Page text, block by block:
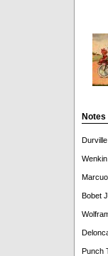
Bobet
Punch